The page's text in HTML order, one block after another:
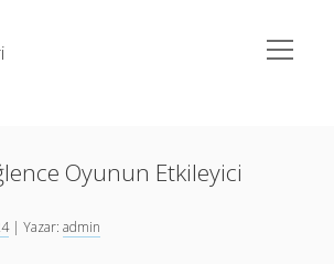
menüyü
aç
Hilesi
Oyunun Etkileyici
| Yazar:admin